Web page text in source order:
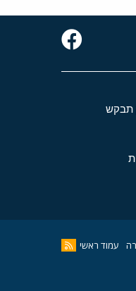
תבקש
עמוד ראשי